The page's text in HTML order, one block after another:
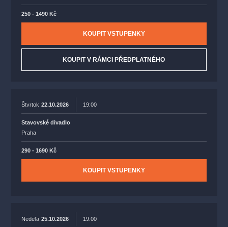
250 - 1490 Kč
KOUPIT VSTUPENKY
KOUPIT V RÁMCI PŘEDPLATNÉHO
Štvrtok 22.10.2026 19:00
Stavovské divadlo
Praha
290 - 1690 Kč
KOUPIT VSTUPENKY
Nedeľa 25.10.2026 19:00